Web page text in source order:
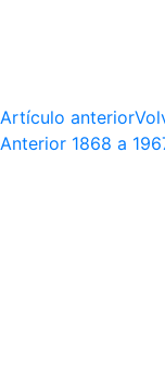
Artículo anterior
Anterior 1868 a